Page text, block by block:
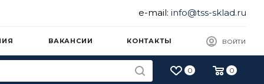
e-mail: info@tss-sklad.ru
ВАКАНСИИ КОНТАКТЫ ВОЙТИ
0 0